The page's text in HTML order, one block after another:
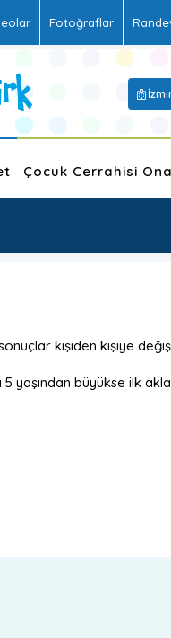
Fotoğraflar
Çocuk Cerrahisi
kişiden kişiye
yaşından büyükse ilk